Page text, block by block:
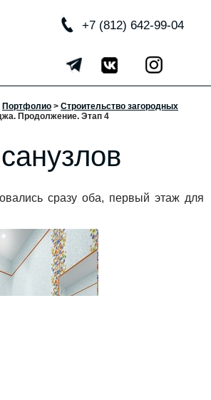
+7 (812) 642-99-04
Портфолио > Строительство загородных
Продолжение. Этап 4
сразу оба, первый этаж для